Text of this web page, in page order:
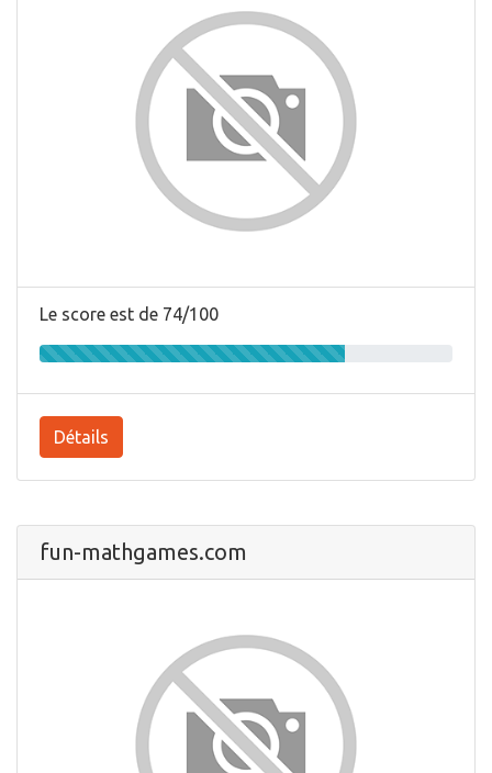
Le score est de 74/100
Détails
fun-mathgames.com